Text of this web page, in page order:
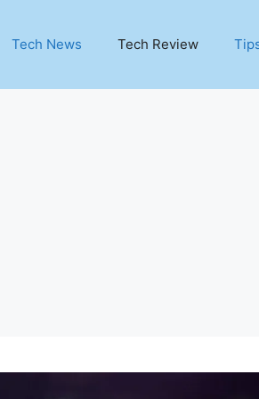
Tech News Tech Review